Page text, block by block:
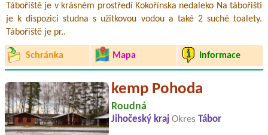
Tábořiště je v krásném prostředí Kokořínska nedaleko Na tábořišti
je k dispozici studna s užitkovou vodou a také 2 suché toalety.
Tábořiště je pr..
Schránka Mapa Informace
kemp Pohoda
Roudná
Jihočeský kraj Okres Tábor